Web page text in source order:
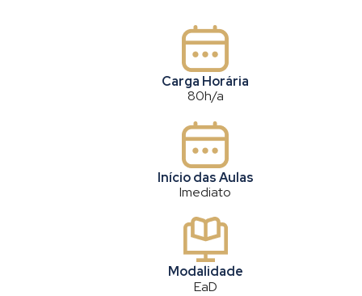
Carga Horária
80h/a
Início das Aulas
Imediato
Modalidade
EaD